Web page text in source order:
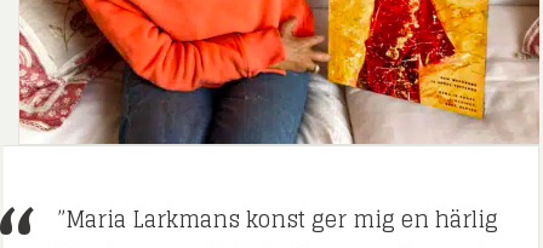
”Maria Larkmans konst ger mig en härlig